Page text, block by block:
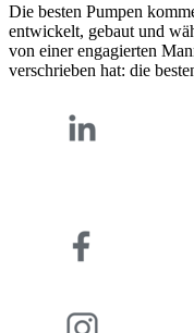
Die besten Pumpen
entwickelt, gebaut und
von einer engagierten
verschrieben hat: die